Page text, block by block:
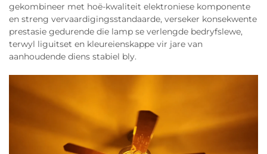
gekombineer met hoë-kwaliteit elektroniese komponente
en streng vervaardigingsstandaarde, verseker konsekwente
prestasie gedurende die lamp se verlengde bedryfslewe,
terwyl liguitset en kleureienskappe vir jare van
aanhoudende diens stabiel bly.